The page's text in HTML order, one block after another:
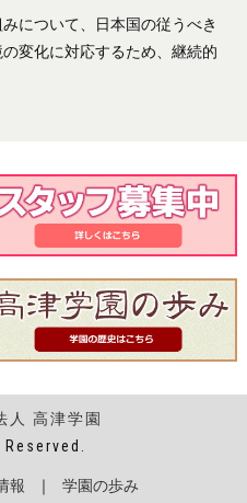
について、日本国の従うべき
変化に対応するため、継続的
人 高津学園
報 ｜
学園の歩み